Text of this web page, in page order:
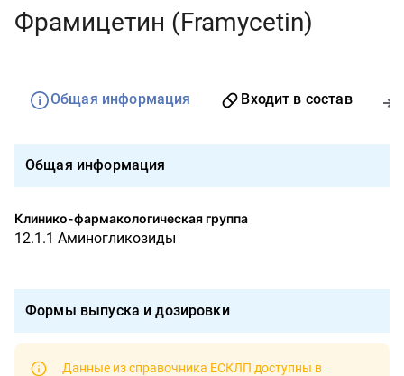
Фрамицетин (Framycetin)
Общая информация Входит в состав
Общая информация
Клинико-фармакологическая группа
12.1.1 Аминогликозиды
Формы выпуска и дозировки
Данные из справочника ЕСКЛП доступны в